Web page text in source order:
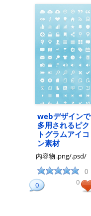
webデザインで
多用されるピク
トグラムアイコ
ン素材
内容物 .png/.psd/
0
0 0